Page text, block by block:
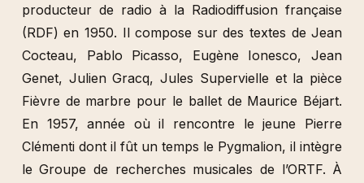
producteur de radio à la Radiodiffusion française
(RDF) en 1950. Il compose sur des textes de Jean
Cocteau, Pablo Picasso, Eugène Ionesco, Jean
Genet, Julien Gracq, Jules Supervielle et la pièce
Fièvre de marbre pour le ballet de Maurice Béjart.
En 1957, année où il rencontre le jeune Pierre
Clémenti dont il fût un temps le Pygmalion, il intègre
le Groupe de recherches musicales de l’ORTF. À